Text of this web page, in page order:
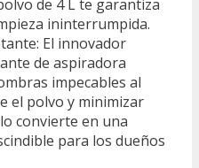
de 4 L te garantiza
ininterrumpida.
El innovador
de aspiradora
impecables al
el polvo y minimizar
convierte en una
para los dueños